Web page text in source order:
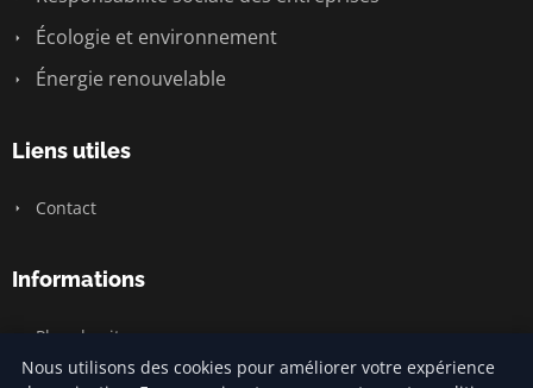
Écologie et environnement
Énergie renouvelable
Liens utiles
Contact
Informations
Plan du site
Nous utilisons des cookies pour améliorer votre expérience